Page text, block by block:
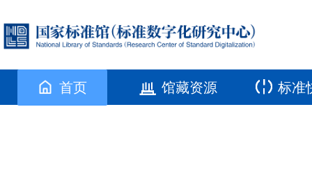
首页 馆藏资源 标准